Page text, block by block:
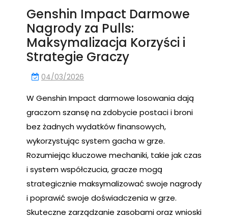
Genshin Impact Darmowe
Nagrody za Pulls:
Maksymalizacja Korzyści i
Strategie Graczy
04/03/2026
W Genshin Impact darmowe losowania dają
graczom szansę na zdobycie postaci i broni
bez żadnych wydatków finansowych,
wykorzystując system gacha w grze.
Rozumiejąc kluczowe mechaniki, takie jak czas
i system współczucia, gracze mogą
strategicznie maksymalizować swoje nagrody
i poprawić swoje doświadczenia w grze.
Skuteczne zarządzanie zasobami oraz wnioski